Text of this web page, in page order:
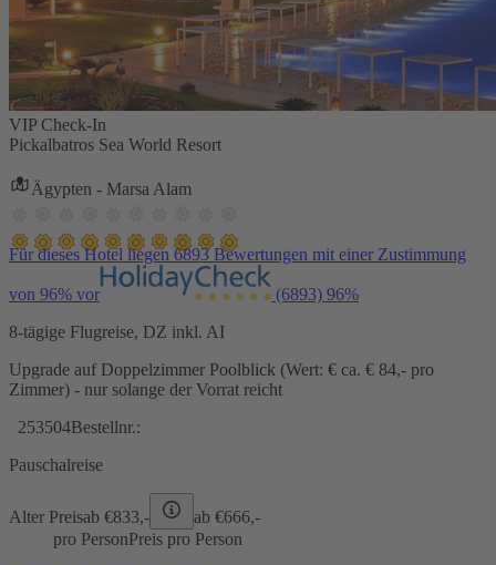
VIP Check-In
Pickalbatros Sea World Resort
Ägypten - Marsa Alam
Für dieses Hotel liegen 6893 Bewertungen mit einer Zustimmung
von 96% vor (6893) 96%
8-tägige Flugreise, DZ inkl. AI
Upgrade auf Doppelzimmer Poolblick (Wert: € ca. € 84,- pro
Zimmer) - nur solange der Vorrat reicht
253504Bestellnr.:
Pauschalreise
Alter Preisab €833,- ab €666,-
pro PersonPreis pro Person